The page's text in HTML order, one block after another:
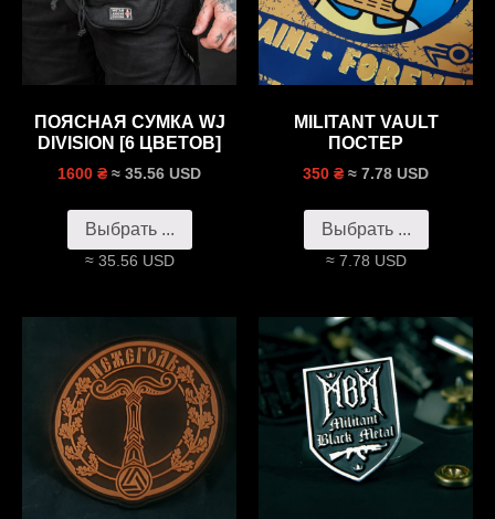
ПОЯСНАЯ СУМКА WJ
DIVISION [6 ЦВЕТОВ]
1600 ₴ ≈ 35.56 USD
Выбрать ...
≈ 35.56 USD
MILITANT VAULT
ПОСТЕР
350 ₴ ≈ 7.78 USD
Выбрать ...
≈ 7.78 USD